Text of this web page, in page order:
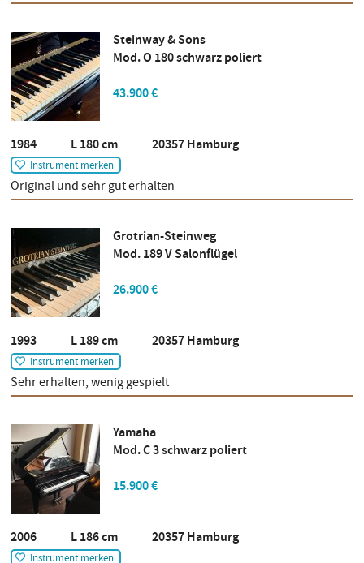
Steinway & Sons
Mod. O 180 schwarz poliert
43.900 €
1984 L 180 cm 20357 Hamburg
Instrument merken
Original und sehr gut erhalten
Grotrian-Steinweg
Mod. 189 V Salonflügel
26.900 €
1993 L 189 cm 20357 Hamburg
Instrument merken
Sehr erhalten, wenig gespielt
Yamaha
Mod. C 3 schwarz poliert
15.900 €
2006 L 186 cm 20357 Hamburg
Instrument merken